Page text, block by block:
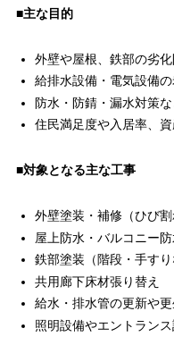
■主な目的
外壁や屋根、鉄部の劣
給排水設備・電気設備
防水・防錆・漏水対策
住民満足度や入居率、
■対象となる主な工事
外壁塗装・補修（ひび割
屋上防水・バルコニー防
鉄部塗装（階段・手すり
共用廊下床材張り替え
給水・排水管の更新や
照明設備やエントラン